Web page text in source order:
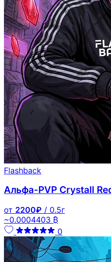
Flashback
Альфа-PVP Crystall
от 2200₽ / 0.5г
~0.0004403 ₿
0